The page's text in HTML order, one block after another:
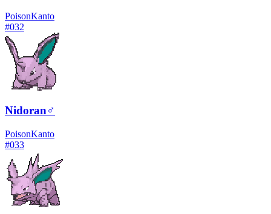
PoisonKanto
#032
Nidoran♂
PoisonKanto
#033